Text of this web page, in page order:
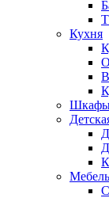
Кухня